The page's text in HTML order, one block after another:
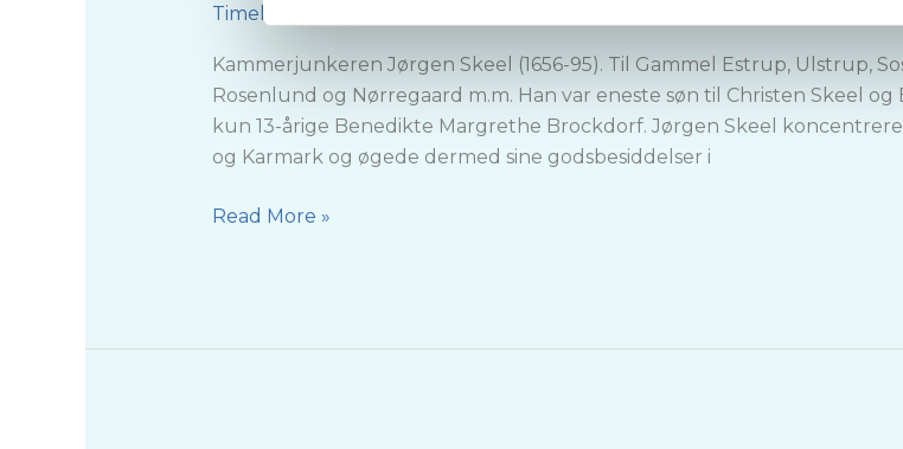
Timeline
Kammerjunkeren Jørgen Skeel (1656-95). Til Gammel Estrup, Ulstrup,
Rosenlund og Nørregaard m.m. Han var eneste søn til Christen Skeel
kun 13-årige Benedikte Margrethe Brockdorf. Jørgen Skeel
og Karmark og øgede dermed sine godsbesiddelser i
Gobelinet
af
Ulstrup
Hovedgård
Read More »